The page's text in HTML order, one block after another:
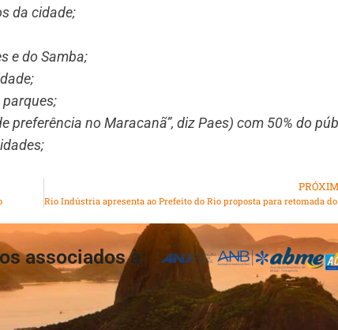
da cidade;
e do Samba;
preferência no Maracanã”, diz Paes) com 50% do
Rio Indústria apresenta ao Prefeito do Rio proposta para retomada do setor industrial
associados à: